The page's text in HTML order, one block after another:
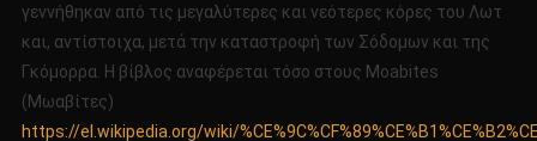
γεννήθηκαν από τις μεγαλύτερες και νεότερες κόρες του Λωτ
και, αντίστοιχα, μετά την καταστροφή των Σόδομων και της
Γκόμορρα. Η βίβλος αναφέρεται τόσο στους Moabites
(Μωαβίτες)
https://el.wikipedia.org/wiki/